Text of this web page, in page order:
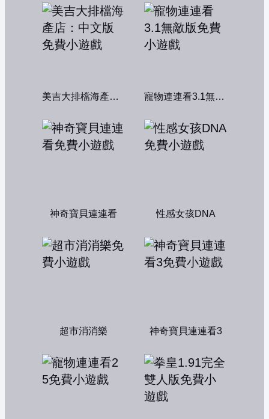
美吉大排檔海產店：中文版 寵物連連看3.1無敵版
神奇寶貝連連看 性感女孩DNA
超市消消樂 神奇寶貝連連看3